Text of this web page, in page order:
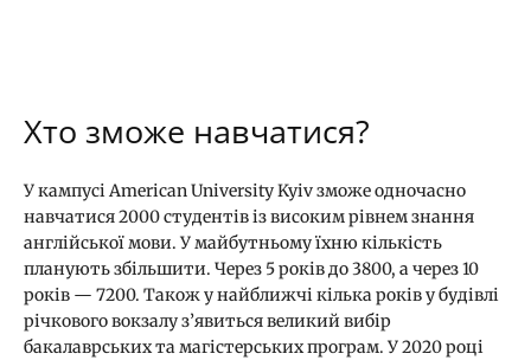
Хто зможе навчатися?
У кампусі American University Kyiv зможе одночасно
навчатися 2000 студентів із високим рівнем знання
англійської мови. У майбутньому їхню кількість
планують збільшити. Через 5 років до 3800, а через 10
років — 7200. Також у найближчі кілька років у будівлі
річкового вокзалу з’явиться великий вибір
бакалаврських та магістерських програм. У 2020 році